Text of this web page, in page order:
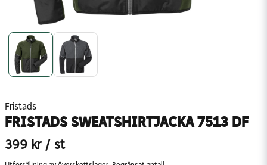
Fristads
FRISTADS SWEATSHIRTJACKA 7513 DF
399 kr / st